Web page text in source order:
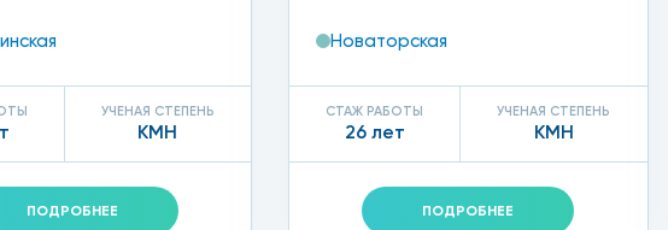
Мортона);
УЧЕНАЯ СТЕПЕНЬ
КМН
ПОДРОБНЕЕ
Новаторская
СТАЖ РАБОТЫ
26 лет
УЧЕНАЯ СТЕПЕНЬ
КМН
ПОДРОБНЕЕ